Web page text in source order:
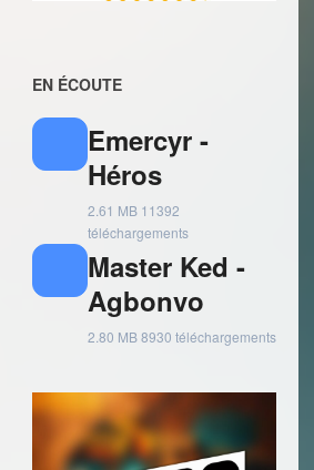
EN ÉCOUTE
Emercyr -
Héros
2.61 MB 11392
téléchargements
Master Ked -
Agbonvo
2.80 MB8930 téléchargements